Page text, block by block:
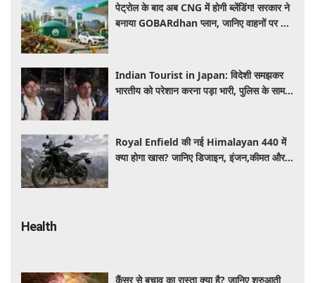
पेट्रोल के बाद अब CNG में होगी ब्लेंडिंग! सरकार ने
बनाया GOBARdhan प्लान, जानिए वाहनों पर क्या
Indian Tourist in Japan: विदेशी समझकर
भारतीय को परेशान करना पड़ा भारी, पुलिस के सामने
Royal Enfield की नई Himalayan 440 में
क्या होगा खास? जानिए डिजाइन, इंजन,कीमत और
Health
कैंसर से बचाव का रास्ता क्या है? जानिए शुरुआती